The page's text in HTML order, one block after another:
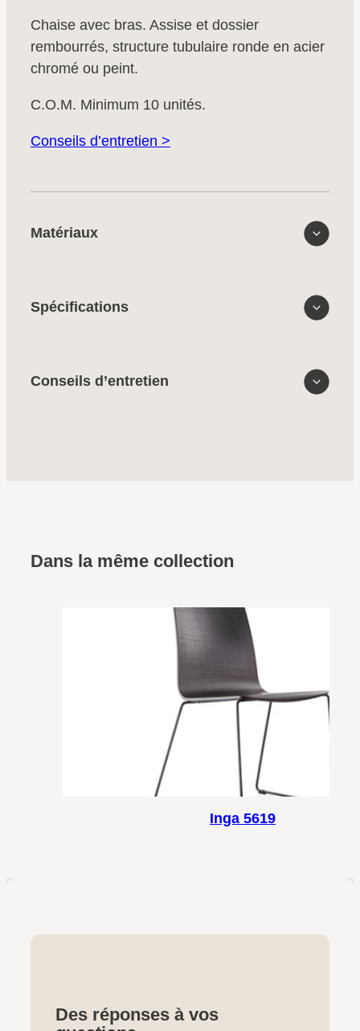
Chaise avec bras. Assise et dossier
rembourrés, structure tubulaire ronde en acier
chromé ou peint.
C.O.M. Minimum 10 unités.
Conseils d’entretien >
Matériaux
Spécifications
Conseils d’entretien
Dans la même collection
Inga 5619
Des réponses à vos